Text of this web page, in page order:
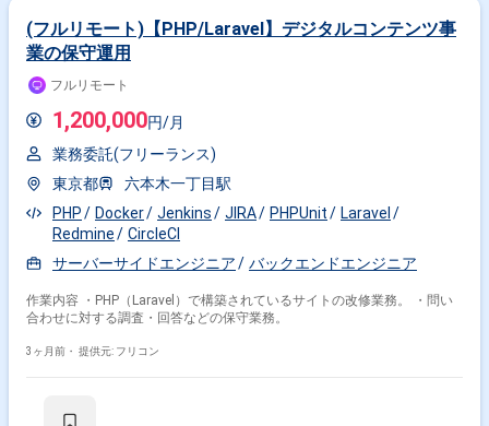
(フルリモート)【PHP/Laravel】デジタルコンテンツ事
業の保守運用
フルリモート
1,200,000円/月
業務委託(フリーランス)
東京都
六本木一丁目駅
PHP
Docker Jenkins JIRA PHPUnit
Laravel
Redmine
CircleCI
サーバーサイドエンジニア
バックエンドエンジニア
作業内容 ・PHP（Laravel）で構築されているサイトの改修業務。 ・問い
合わせに対する調査・回答などの保守業務。
3ヶ月前・ 提供元: フリコン